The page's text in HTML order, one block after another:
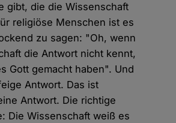
gibt, die die Wissenschaft
religiöse Menschen ist es
zu sagen: "Oh, wenn
die Antwort nicht kennt,
Gott gemacht haben". Und
Antwort. Das ist
Antwort. Die richtige
Die Wissenschaft weiß es